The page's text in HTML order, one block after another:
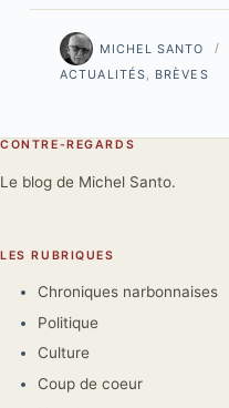
MICHEL SANTO
ACTUALITÉS, BRÈVES
CONTRE-REGARDS
Le blog de Michel Santo.
LES RUBRIQUES
Chroniques narbonnaises
Politique
Culture
Coup de coeur